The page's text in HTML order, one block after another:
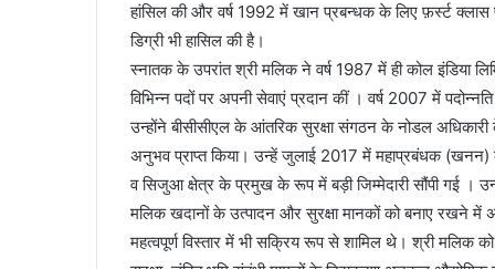
हांसिल की और वर्ष 1992 में खान प्रबन्धक के लिए फ़र्स्ट क्लास
डिग्री भी हासिल की है।
स्नातक के उपरांत श्री मलिक ने वर्ष 1987 में ही कोल
विभिन्न पदों पर अपनी सेवाएं प्रदान कीं । वर्ष 2007 में
उन्होंने बीसीसीएल के आंतरिक सुरक्षा संगठन के नोडल अधिकारी
अनुभव प्राप्त किया। उन्हें जुलाई 2017 में महाप्रबंधक (खनन)
व सिजुआ क्षेत्र के प्रमुख के रूप में बड़ी जिम्मेदारी सौंपी गई ।
मलिक खदानों के उत्पादन और सुरक्षा मानकों को बनाए रखने
महत्वपूर्ण विस्तार में भी सक्रिय रूप से शामिल थे। श्री